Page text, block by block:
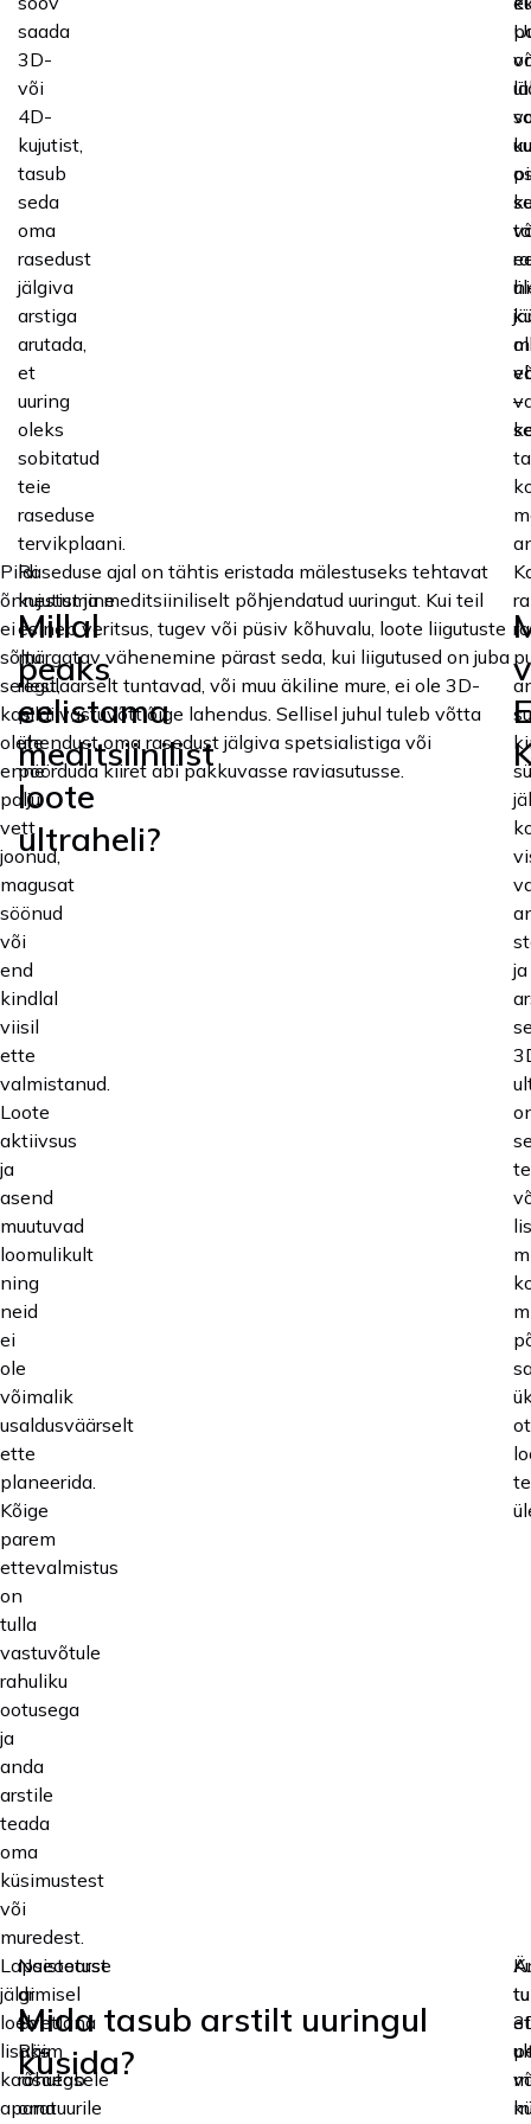
saada
3D-
või
4D-
kujutist,
tasub
seda
oma
rasedust
jälgiva
arstiga
arutada,
et
uuring
oleks
sobitatud
teie
raseduse
tervikplaani.
–
Pildi
õnnestumine
ei
sõltu
sellest,
kas
olete
enne
palju
vett
joonud,
magusat
söönud
või
end
kindlal
viisil
ette
valmistanud.
Loote
aktiivsus
ja
asend
muutuvad
loomulikult
ning
neid
ei
ole
võimalik
usaldusväärselt
ette
planeerida.
Kõige
parem
ettevalmistus
on
tulla
vastuvõtule
rahuliku
ootusega
ja
anda
arstile
teada
oma
küsimustest
või
muredest.
Millal
peaks
eelistama
meditsiinilist
loote
ultraheli?
Raseduse ajal on tähtis eristada mälestuseks tehtavat
kujutist ja meditsiiniliselt põhjendatud uuringut. Kui teil
esineb veritsus, tugev või püsiv kõhuvalu, loote liigutuste
märgatav vähenemine pärast seda, kui liigutused on juba
regulaarselt tuntavad, või muu äkiline mure, ei ole 3D-
pildi vastuvõtt õige lahendus. Sellisel juhul tuleb võtta
ühendust oma rasedust jälgiva spetsialistiga või
pöörduda kiiret abi pakkuvasse raviasutusse.
ja
Lapseootuse
jälgimisel
loeb
lisaks
kaasaegsele
aparatuurile
Naistearst
dr
Svetlana
Räim
rõhutab
oma
Mida tasub arstilt uuringul
küsida?
et